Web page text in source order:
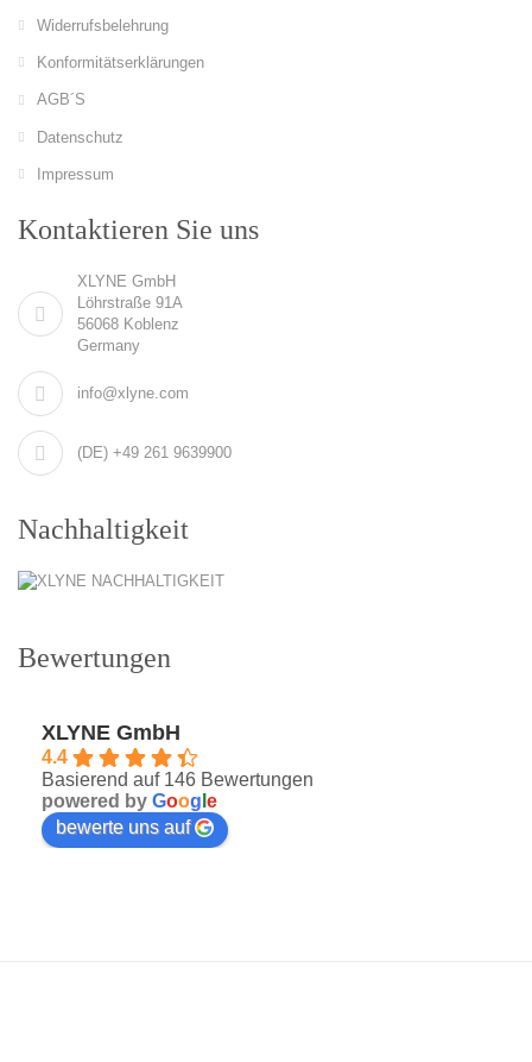
Widerrufsbelehrung
Konformitätserklärungen
AGB´S
Datenschutz
Impressum
Kontaktieren Sie uns
XLYNE GmbH
Löhrstraße 91A
56068 Koblenz
Germany
info@xlyne.com
(DE) +49 261 9639900
Nachhaltigkeit
Bewertungen
XLYNE GmbH
4.4
Basierend auf 146 Bewertungen
powered by Goog e
bewerte uns auf